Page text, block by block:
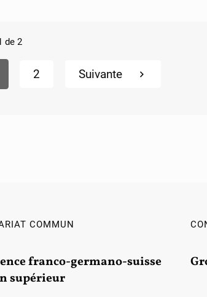
de 2
2 Suivante
COMMUN
franco-germano-suisse
supérieur